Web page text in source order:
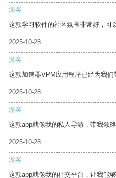
游客
这款学习软件的社区氛围非常好，可
2025-10-28
游客
这款加速器VPM应用程序已经为我们
2025-10-28
游客
这款app就像我的私人导游，带我领略
2025-10-28
游客
这款app就像我的社交平台，让我能